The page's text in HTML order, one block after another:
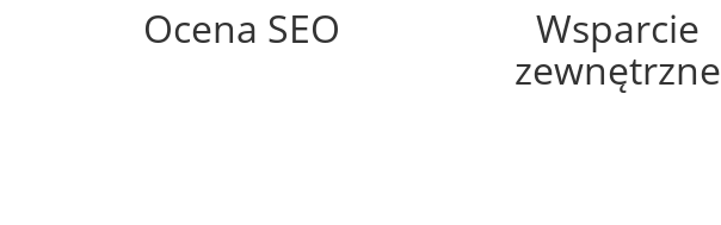
Ocena SEO
Wsparcie
zewnętrzne